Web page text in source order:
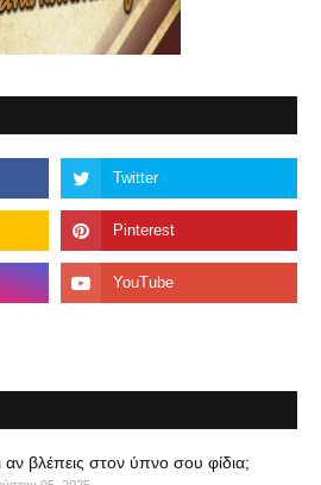
αν βλέπεις στον ύπνο σου φίδια;